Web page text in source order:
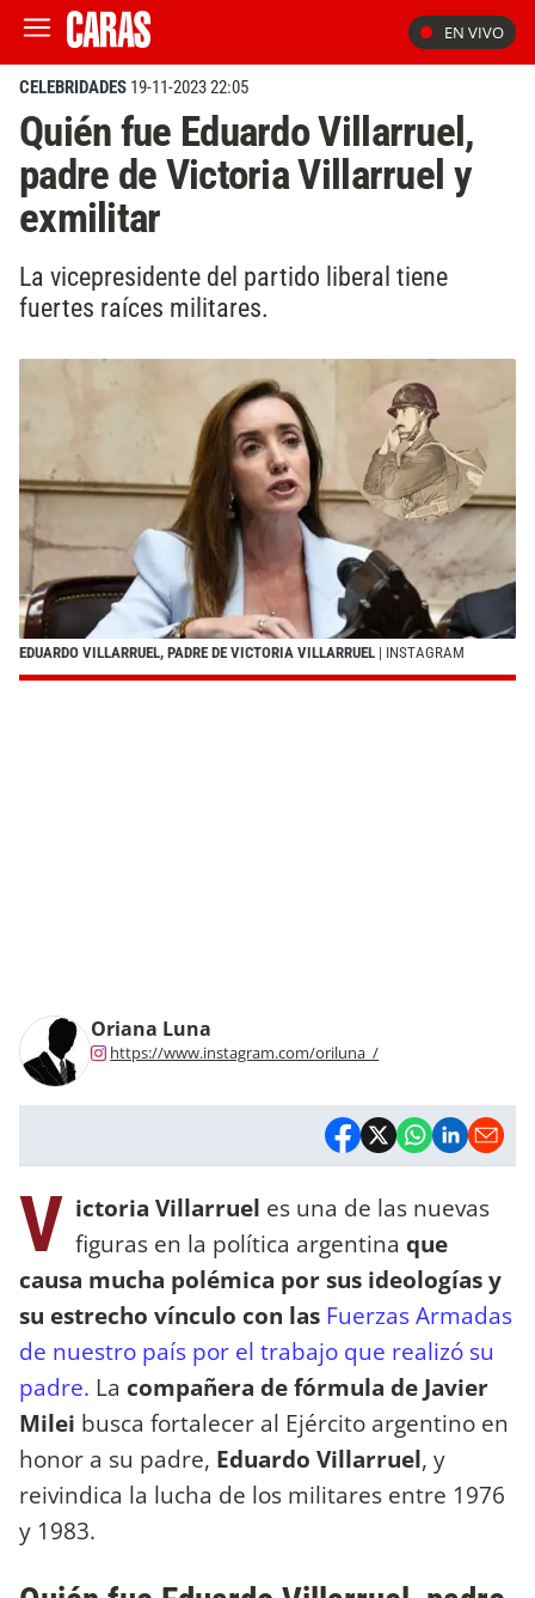
EN VIVO
CELEBRIDADES 19-11-2023 22:05
Quién fue Eduardo Villarruel,
padre de Victoria Villarruel y
exmilitar
La vicepresidente del partido liberal tiene
fuertes raíces militares.
EDUARDO VILLARRUEL, PADRE DE VICTORIA VILLARRUEL | INSTAGRAM
Oriana Luna
https://www.instagram.com/oriluna_/
V ictoria Villarruel es una de las nuevas
figuras en la política argentina que
causa mucha polémica por sus ideologías y
su estrecho vínculo con las Fuerzas Armadas
de nuestro país por el trabajo que realizó su
padre. La compañera de fórmula de Javier
Milei busca fortalecer al Ejército argentino en
honor a su padre, Eduardo Villarruel, y
reivindica la lucha de los militares entre 1976
y 1983.